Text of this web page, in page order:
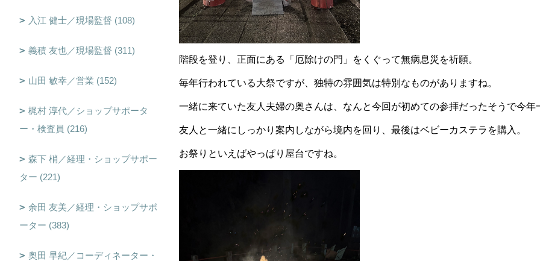
階段を登り、正面にある「厄除けの門」をくぐって無病息災を祈願。
毎年行われている大祭ですが、独特の雰囲気は特別なものがありますね。
一緒に来ていた友人夫婦の奥さんは、なんと今回が初めての参拝だったそうで今年
友人と一緒にしっかり案内しながら境内を回り、最後はベビーカステラを購入。
お祭りといえばやっぱり屋台ですね。
入江 健士／現場監督 (108)
義積 友也／現場監督 (311)
山田 敏幸／営業 (152)
梶村 淳代／ショップサポータ
ー・検査員 (216)
森下 梢／経理・ショップサポー
ター (221)
余田 友美／経理・ショップサポ
ーター (383)
奥田 早紀／コーディネーター・